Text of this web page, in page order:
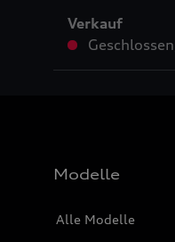
Verkauf
Geschlossen
Modelle
Alle Modelle